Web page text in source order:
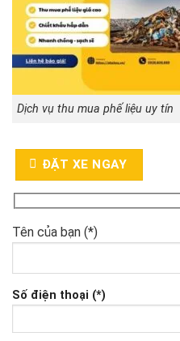
Dịch vụ thu mua phế liệu uy tín
ĐẶT XE NGAY
Tên của bạn (*)
Số điện thoại (*)